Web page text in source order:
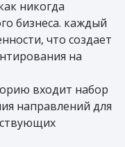
никогда
бизнеса. каждый
что создает
на
входит набор
направлений для